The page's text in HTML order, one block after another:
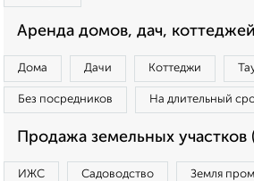
Аренда домов, дач,
Дома Дачи Коттеджи
Без посредников На длительный
Продажа земельных участков
ИЖС Садоводство Земля